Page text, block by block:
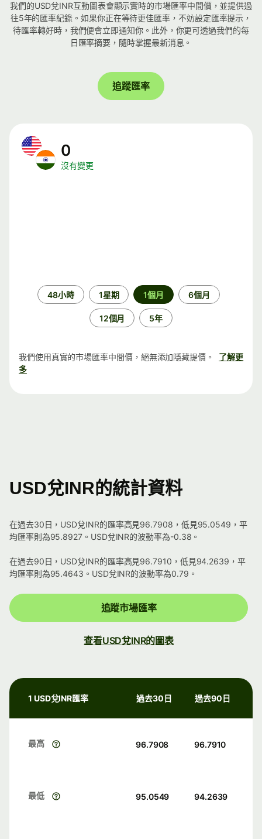
我們的USD兌INR互動圖表會顯示實時的市場匯率中間價，並提供過
往5年的匯率紀錄。如果你正在等待更佳匯率，不妨設定匯率提示，
待匯率轉好時，我們便會立即通知你。此外，你更可透過我們的每
日匯率摘要，隨時掌握最新消息。
追蹤匯率
0
沒有變更
48小時 1星期 1個月 6個月
12個月 5年
我們使用真實的市場匯率中間價，絕無添加隱藏提價。
了解更
多
USD兌INR的統計資料
在過去30日，USD兌INR的匯率高見96.7908，低見95.0549，平
均匯率則為95.8927。USD兌INR的波動率為-0.38。
在過去90日，USD兌INR的匯率高見96.7910，低見94.2639，平
均匯率則為95.4643。USD兌INR的波動率為0.79。
追蹤市場匯率
查看USD兌INR的圖表
1 USD兌INR匯率 過去30日 過去90日
最高 96.7908 96.7910
最低 95.0549 94.2639